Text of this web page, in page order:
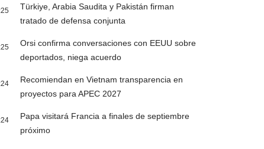
Türkiye, Arabia Saudita y Pakistán firman
tratado de defensa conjunta
Orsi confirma conversaciones con EEUU sobre
deportados, niega acuerdo
Recomiendan en Vietnam transparencia en
proyectos para APEC 2027
Papa visitará Francia a finales de septiembre
próximo